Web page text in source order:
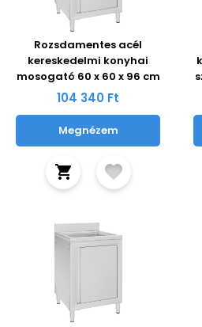
Rozsdamentes acél
kereskedelmi konyhai
mosogató 60 x 60 x 96 cm
104 340 Ft
Megnézem